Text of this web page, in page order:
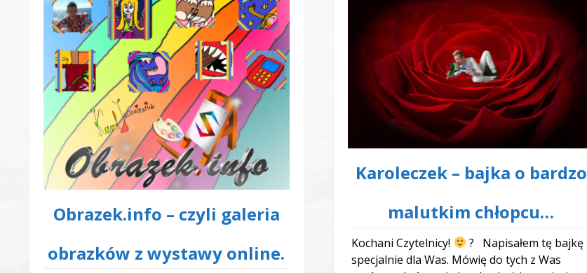
Obrazek.info – czyli galeria
obrazków z wystawy online.
Karoleczek – bajka o bardzo
malutkim chłopcu…
Kochani Czytelnicy!
? Napisałem tę bajkę
specjalnie dla Was. Mówię do tych z Was